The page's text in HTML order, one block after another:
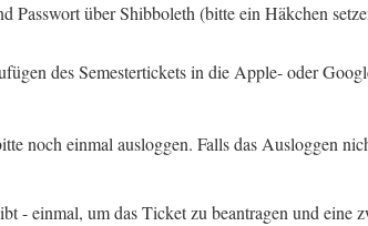
Passwort über Shibboleth (bitte ein Häkchen
des Semestertickets in die Apple- oder
noch einmal ausloggen. Falls das Ausloggen
- einmal, um das Ticket zu beantragen und eine